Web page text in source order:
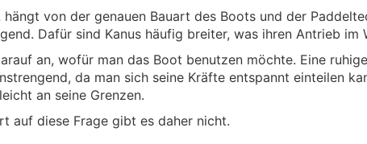
hängt von der genauen Bauart des Boots und der
Dafür sind Kanus häufig breiter, was ihren Antrieb im
an, wofür man das Boot benutzen möchte. Eine
da man sich seine Kräfte entspannt einteilen
an seine Grenzen.
auf diese Frage gibt es daher nicht.